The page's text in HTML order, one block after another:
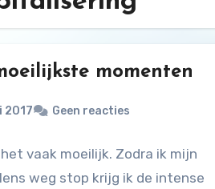
momenten
2017 Geen reacties
vaak moeilijk. Zodra ik mijn
weg stop krijg ik de intense